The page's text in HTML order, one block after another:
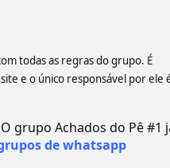
todas as regras do grupo. É
e o único responsável por ele
grupo Achados do Pê #1
de whatsapp